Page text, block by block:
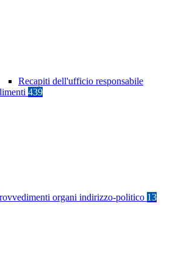
Recapiti dell'ufficio responsabile
439
organi indirizzo-politico 13